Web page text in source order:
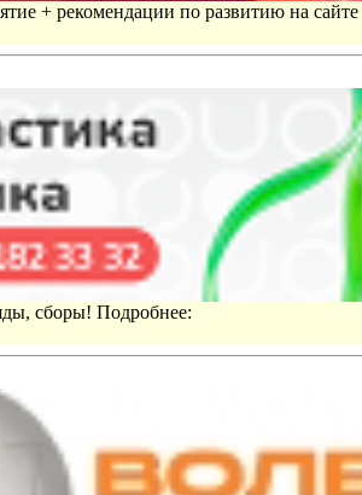
+ рекомендации по развитию на сайте
сборы! Подробнее: